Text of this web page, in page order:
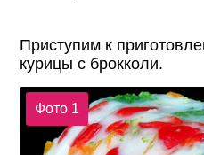
Приступим к
курицы с брокколи.
Фото 1